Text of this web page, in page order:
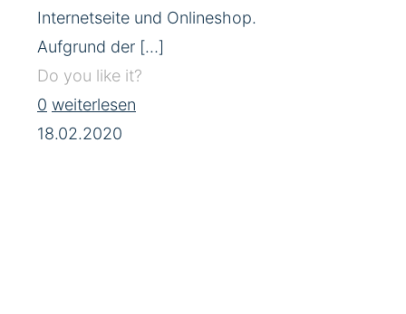
Internetseite und Onlineshop.
Aufgrund der […]
Do you like it?
0 weiterlesen
18.02.2020